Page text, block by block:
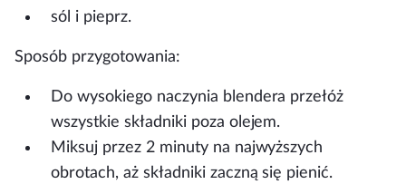
sól i pieprz.
Sposób przygotowania:
Do wysokiego naczynia blendera przełóż
wszystkie składniki poza olejem.
Miksuj przez 2 minuty na najwyższych
obrotach, aż składniki zaczną się pienić.